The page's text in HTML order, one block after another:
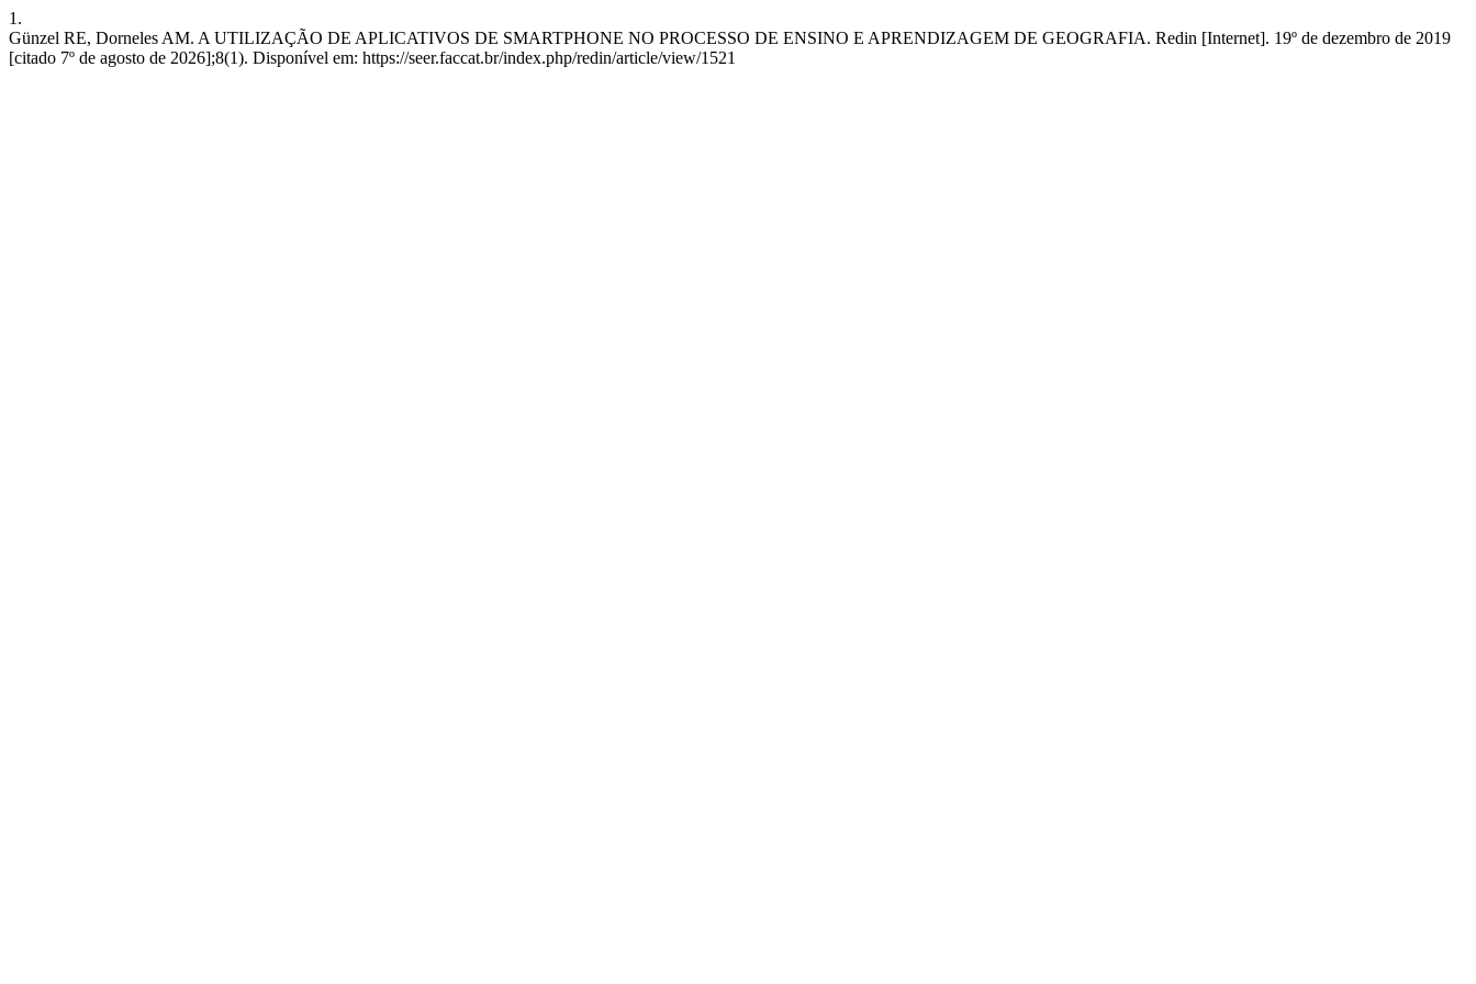
1.
Günzel RE, Dorneles AM. A UTILIZAÇÃO DE APLICATIVOS DE SMARTPHONE NO PROCESSO DE ENSINO E APRENDIZAGEM DE GEOGRAFIA. Redin [Internet]. 19º de dezembro de 2019
[citado 7º de agosto de 2026];8(1). Disponível em: https://seer.faccat.br/index.php/redin/article/view/1521